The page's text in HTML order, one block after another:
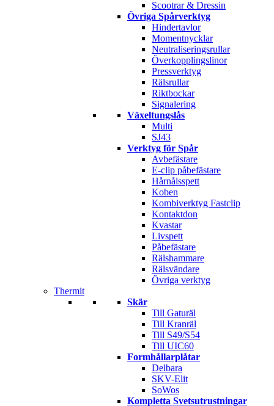
Scootrar & Dressin
Övriga Spårverktyg
Hindertavlor
Momentnycklar
Neutraliseringsrullar
Överkopplingslinor
Pressverktyg
Rälsrullar
Riktbockar
Signalering
Växeltungslås
Multi
SJ43
Verktyg för Spår
Avbefästare
E-clip påbefästare
Hårnålsspett
Koben
Kombiverktyg Fastclip
Kontaktdon
Kvastar
Livspett
Påbefästare
Rälshammare
Rälsvändare
Övriga verktyg
Thermit
Skär
Till Gaturäl
Till Kranräl
Till S49/S54
Till UIC60
Formhållarplåtar
Delbara
SKV-Elit
SoWos
Kompletta Svetsutrustningar